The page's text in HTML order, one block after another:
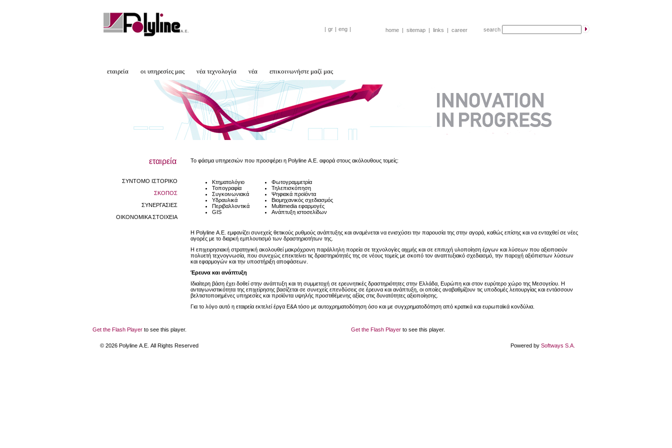
| gr | eng | home | sitemap | links | career search
εταιρεία οι υπηρεσίες μας νέα τεχνολογία νέα επικοινωνήστε μαζί μας
εταιρεία
ΣΥΝΤΟΜΟ ΙΣΤΟΡΙΚΟ
ΣΚΟΠΟΣ
ΣΥΝΕΡΓΑΣΙΕΣ
ΟΙΚΟΝΟΜΙΚΑ ΣΤΟΙΧΕΙΑ
Το φάσμα υπηρεσιών που προσφέρει η Polyline Α.Ε. αφορά στους ακόλουθους τομείς:
Κτηματολόγιο
Τοπογραφία
Συγκοινωνιακά
Υδραυλικά
Περιβαλλοντικά
GIS
Φωτογραμμετρία
Τηλεπισκόπηση
Ψηφιακά προϊόντα
Βιομηχανικός σχεδιασμός
Multimedia εφαρμογές
Ανάπτυξη ιστοσελίδων
Η Polyline Α.Ε. εμφανίζει συνεχείς θετικούς ρυθμούς ανάπτυξης και αναμένεται να ενισχύσει την παρουσία της στην αγορά, καθώς επίσης και να ενταχθεί σε νέες
αγορές με το διαρκή εμπλουτισμό των δραστηριοτήτων της.
Η επιχειρησιακή στρατηγική ακολουθεί μακρόχρονη παράλληλη πορεία σε τεχνολογίες αιχμής και σε επιτυχή υλοποίηση έργων και λύσεων που αξιοποιούν
πολυετή τεχνογνωσία, που συνεχώς επεκτείνει τις δραστηριότητές της σε νέους τομείς με σκοπό τον αναπτυξιακό σχεδιασμό, την παροχή αξιόπιστων λύσεων
και εφαρμογών και την υποστήριξη αποφάσεων.
Έρευνα και ανάπτυξη
Ιδιαίτερη βάση έχει δοθεί στην ανάπτυξη και τη συμμετοχή σε ερευνητικές δραστηριότητες στην Ελλάδα, Ευρώπη και στον ευρύτερο χώρο της Μεσογείου. Η
ανταγωνιστικότητα της επιχείρησης βασίζεται σε συνεχείς επενδύσεις σε έρευνα και ανάπτυξη, οι οποίες αναβαθμίζουν τις υποδομές λειτουργίας και εντάσσουν
βελτιστοποιημένες υπηρεσίες και προϊόντα υψηλής προστιθέμενης αξίας στις δυνατότητες αξιοποίησης.
Για το λόγο αυτό η εταιρεία εκτελεί έργα Ε&Α τόσο με αυτοχρηματοδότηση όσο και με συγχρηματοδότηση από κρατικά και ευρωπαϊκά κονδύλια.
Get the Flash Player to see this player. Get the Flash Player to see this player.
© 2026 Polyline Α.Ε. All Rights Reserved Powered by Softways S.A.